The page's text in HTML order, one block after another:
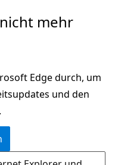
mehr
Edge durch, um
und den